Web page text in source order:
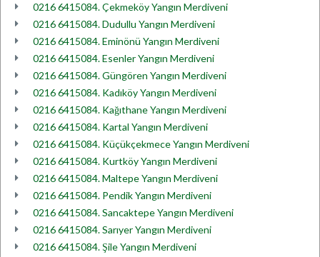
0216 6415084. Çekmeköy Yangın Merdiveni
0216 6415084. Dudullu Yangın Merdiveni
0216 6415084. Eminönü Yangın Merdiveni
0216 6415084. Esenler Yangın Merdiveni
0216 6415084. Güngören Yangın Merdiveni
0216 6415084. Kadıköy Yangın Merdiveni
0216 6415084. Kağıthane Yangın Merdiveni
0216 6415084. Kartal Yangın Merdiveni
0216 6415084. Küçükçekmece Yangın Merdiveni
0216 6415084. Kurtköy Yangın Merdiveni
0216 6415084. Maltepe Yangın Merdiveni
0216 6415084. Pendik Yangın Merdiveni
0216 6415084. Sancaktepe Yangın Merdiveni
0216 6415084. Sarıyer Yangın Merdiveni
0216 6415084. Şile Yangın Merdiveni